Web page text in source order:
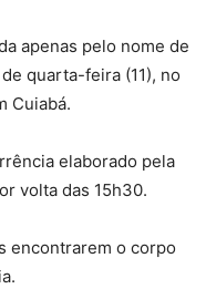
apenas pelo nome de
quarta-feira (11), no
Cuiabá.
elaborado pela
volta das 15h30.
encontrarem o corpo